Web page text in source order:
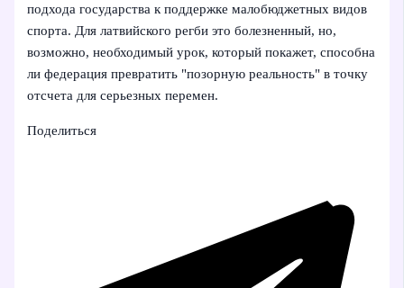
подхода государства к поддержке малобюджетных видов
спорта. Для латвийского регби это болезненный, но,
возможно, необходимый урок, который покажет, способна
ли федерация превратить "позорную реальность" в точку
отсчета для серьезных перемен.
Поделиться